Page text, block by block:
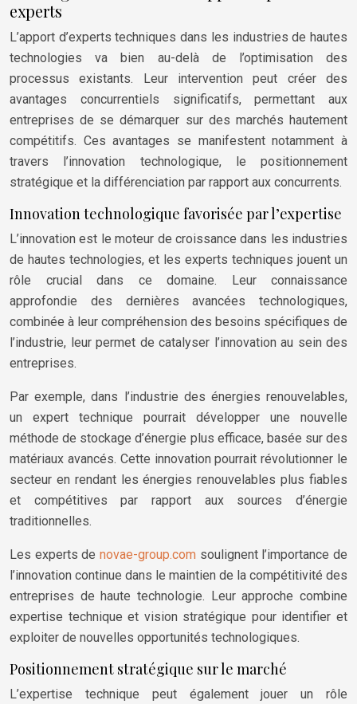
experts
L’apport d’experts techniques dans les industries de hautes
technologies va bien au-delà de l’optimisation des
processus existants. Leur intervention peut créer des
avantages concurrentiels significatifs, permettant aux
entreprises de se démarquer sur des marchés hautement
compétitifs. Ces avantages se manifestent notamment à
travers l’innovation technologique, le positionnement
stratégique et la différenciation par rapport aux concurrents.
Innovation technologique favorisée par l’expertise
L’innovation est le moteur de croissance dans les industries
de hautes technologies, et les experts techniques jouent un
rôle crucial dans ce domaine. Leur connaissance
approfondie des dernières avancées technologiques,
combinée à leur compréhension des besoins spécifiques de
l’industrie, leur permet de catalyser l’innovation au sein des
entreprises.
Par exemple, dans l’industrie des énergies renouvelables,
un expert technique pourrait développer une nouvelle
méthode de stockage d’énergie plus efficace, basée sur des
matériaux avancés. Cette innovation pourrait révolutionner le
secteur en rendant les énergies renouvelables plus fiables
et compétitives par rapport aux sources d’énergie
traditionnelles.
Les experts de novae-group.com soulignent l’importance de
l’innovation continue dans le maintien de la compétitivité des
entreprises de haute technologie. Leur approche combine
expertise technique et vision stratégique pour identifier et
exploiter de nouvelles opportunités technologiques.
Positionnement stratégique sur le marché
L’expertise technique peut également jouer un rôle